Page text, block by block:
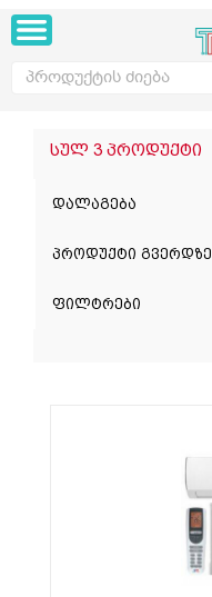
სულ 3 პროდუქტი
დალაგება
პროდუქტი გვერდზე
ფილტრები